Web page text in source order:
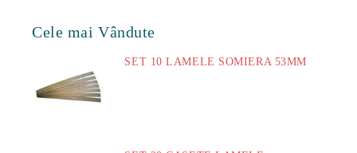
Cele mai Vândute
SET 10 LAMELE SOMIERA 53MM